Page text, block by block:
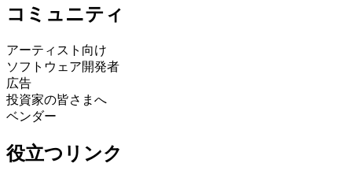
コミュニティ
アーティスト向け
ソフトウェア開発者
広告
投資家の皆さまへ
ベンダー
役立つリンク